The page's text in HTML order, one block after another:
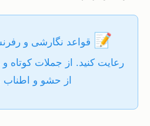
📝 قواعد نگارشی و
رعایت کنید. از جملات کوتاه و
از حشو و اطناب